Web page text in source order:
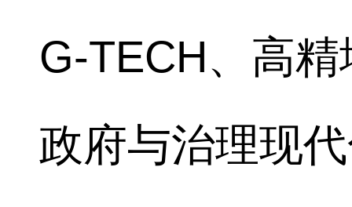
G-TECH、高
政府与治理现